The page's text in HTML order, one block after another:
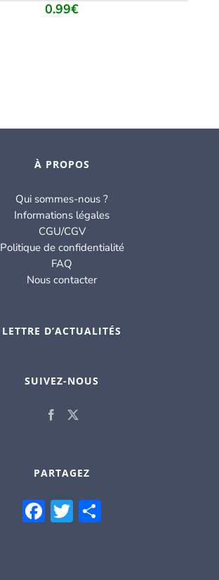
0.99€
À PROPOS
Qui sommes-nous ?
Informations légales
CGU/CGV
Politique de confidentialité
FAQ
Nous contacter
LETTRE D’ACTUALITÉS
SUIVEZ-NOUS
PARTAGEZ
Facebook
Twitter